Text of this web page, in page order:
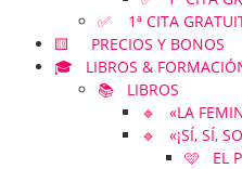
✅ 1ª CITA
🟨 PRECIOS Y BONOS
🎓 LIBROS &
📚 LIBROS
🔹 «LA
🔹 «¡SÍ, SÍ,
🩷 EL